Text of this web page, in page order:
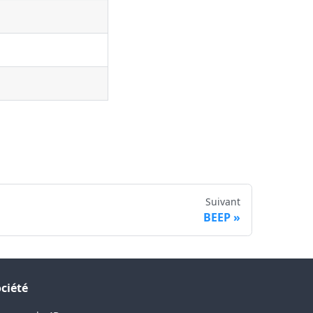
Suivant
BEEP